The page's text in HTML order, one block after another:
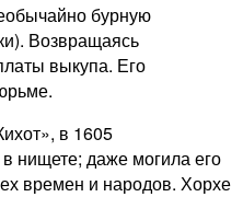
бурную
Возвращаясь
выкупа. Его
в 1605
нищете; даже могила его
времен и народов. Хорхе